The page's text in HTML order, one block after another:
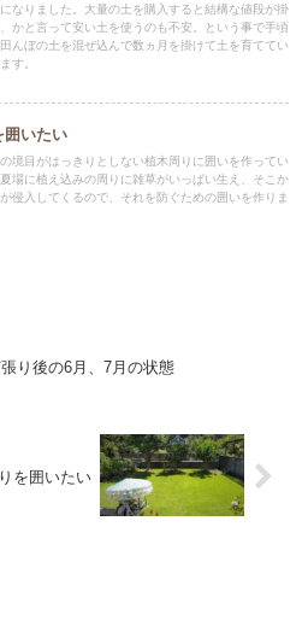
なりました。大量の土を購入すると結構な値段が掛
かと言って安い土を使うのも不安。という事で手頃
んぼの土を混ぜ込んで数ヵ月を掛けて土を育ててい
す。
囲いたい
境目がはっきりとしない植木周りに囲いを作ってい
場に植え込みの周りに雑草がいっぱい生え、そこか
侵入してくるので、それを防ぐための囲いを作りま
り後の6月、7月の状態
を囲いたい